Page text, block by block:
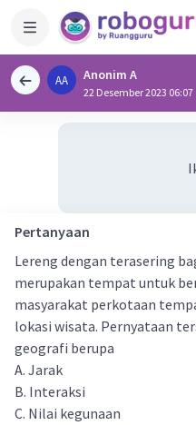
AA Anonim A
22 Desember 2023 06:07
Pertanyaan
Lereng dengan terasering
merupakan tempat untuk
masyarakat perkotaan
lokasi wisata. Pernyataan
geografi berupa
A. Jarak
B. Interaksi
C. Nilai kegunaan